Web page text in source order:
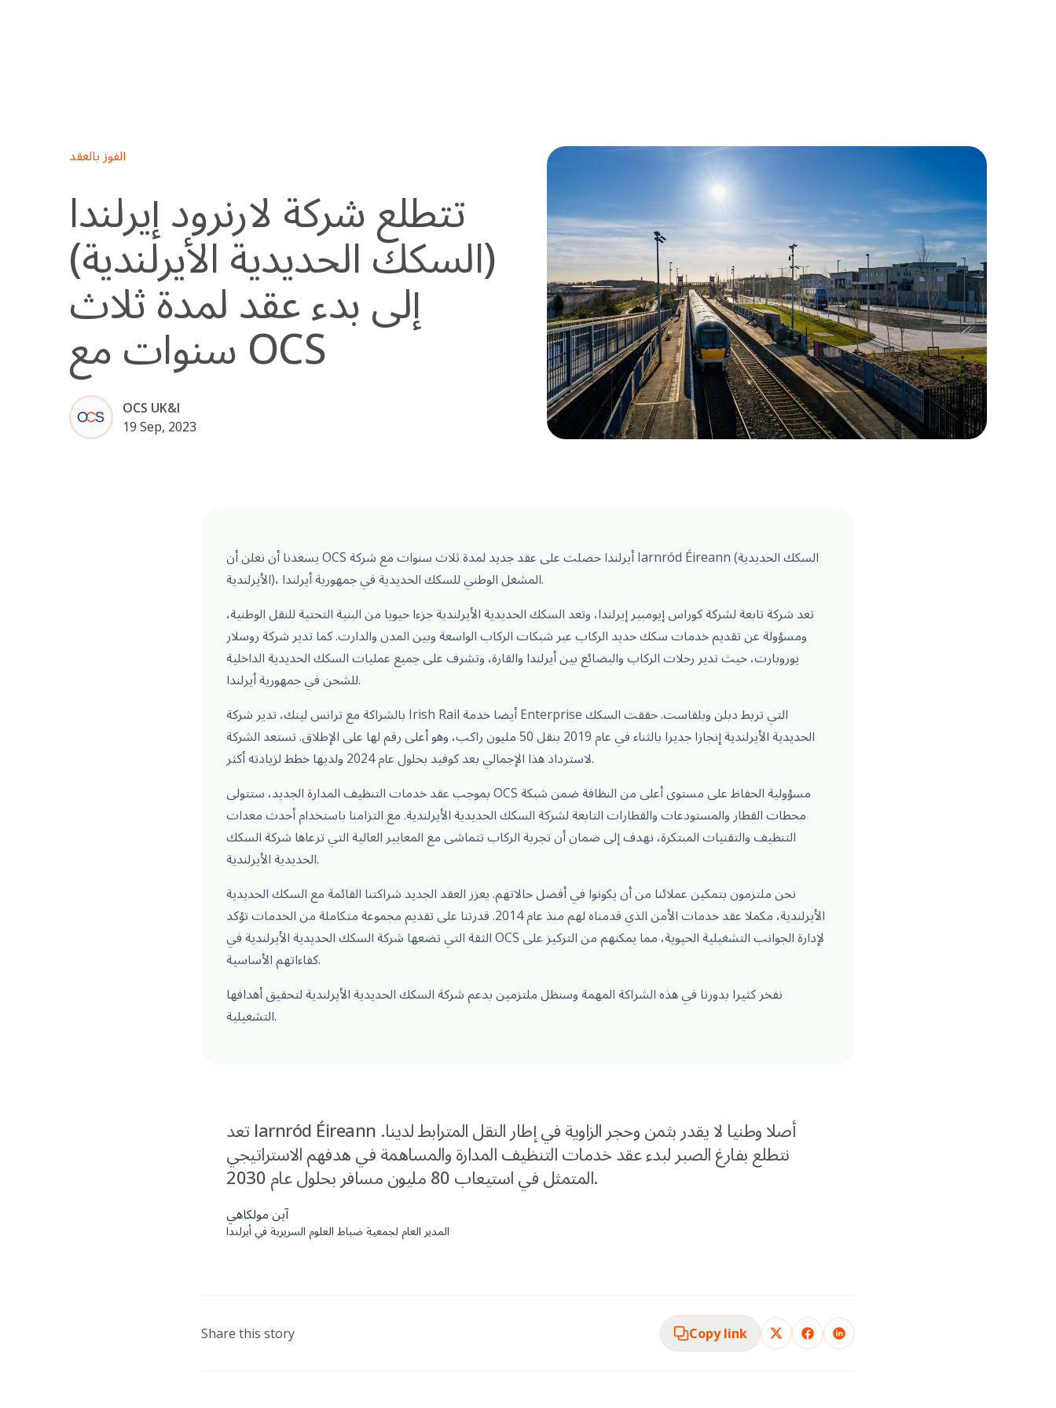
الفوز بالعقد
تتطلع شركة لارنرود إيرلندا
(السكك الحديدية الأيرلندية)
إلى بدء عقد لمدة ثلاث
سنوات مع OCS
OCS UK&I
19 Sep, 2023
يسعدنا أن نعلن أن OCS أيرلندا حصلت على عقد جديد لمدة ثلاث سنوات مع شركة Iarnród Éireann (السكك الحديدية
الأيرلندية)، المشغل الوطني للسكك الحديدية في جمهورية أيرلندا.
تعد شركة تابعة لشركة كوراس إيومبير إيرلندا، وتعد السكك الحديدية الأيرلندية جزءا حيويا من البنية التحتية للنقل الوطنية،
ومسؤولة عن تقديم خدمات سكك حديد الركاب عبر شبكات الركاب الواسعة وبين المدن والدارت. كما تدير شركة روسلار
يوروبارت، حيث تدير رحلات الركاب والبضائع بين أيرلندا والقارة، وتشرف على جميع عمليات السكك الحديدية الداخلية
للشحن في جمهورية أيرلندا.
بالشراكة مع ترانس لينك، تدير شركة Irish Rail أيضا خدمة Enterprise التي تربط دبلن وبلفاست. حققت السكك
الحديدية الأيرلندية إنجازا جديرا بالثناء في عام 2019 بنقل 50 مليون راكب، وهو أعلى رقم لها على الإطلاق. تستعد الشركة
لاسترداد هذا الإجمالي بعد كوفيد بحلول عام 2024 ولديها خطط لزيادته أكثر.
بموجب عقد خدمات التنظيف المدارة الجديد، ستتولى OCS مسؤولية الحفاظ على مستوى أعلى من النظافة ضمن شبكة
محطات القطار والمستودعات والقطارات التابعة لشركة السكك الحديدية الأيرلندية. مع التزامنا باستخدام أحدث معدات
التنظيف والتقنيات المبتكرة، نهدف إلى ضمان أن تجربة الركاب تتماشى مع المعايير العالية التي ترعاها شركة السكك
الحديدية الأيرلندية.
نحن ملتزمون بتمكين عملائنا من أن يكونوا في أفضل حالاتهم. يعزز العقد الجديد شراكتنا القائمة مع السكك الحديدية
الأيرلندية، مكملا عقد خدمات الأمن الذي قدمناه لهم منذ عام 2014. قدرتنا على تقديم مجموعة متكاملة من الخدمات تؤكد
الثقة التي تضعها شركة السكك الحديدية الأيرلندية في OCS لإدارة الجوانب التشغيلية الحيوية، مما يمكنهم من التركيز على
كفاءاتهم الأساسية.
نفخر كثيرا بدورنا في هذه الشراكة المهمة وسنظل ملتزمين بدعم شركة السكك الحديدية الأيرلندية لتحقيق أهدافها
التشغيلية.
تعد Iarnród Éireann أصلا وطنيا لا يقدر بثمن وحجر الزاوية في إطار النقل المترابط لدينا.
نتطلع بفارغ الصبر لبدء عقد خدمات التنظيف المدارة والمساهمة في هدفهم الاستراتيجي
المتمثل في استيعاب 80 مليون مسافر بحلول عام 2030.
آين مولكاهي
المدير العام لجمعية ضباط العلوم السريرية في أيرلندا
Share this story Copy link